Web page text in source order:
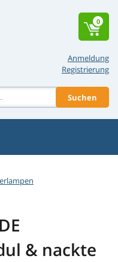
Anmeldung
Registrierung
Suchen
0
& nackte